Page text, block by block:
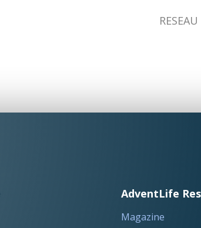
AdventLife
Magazine